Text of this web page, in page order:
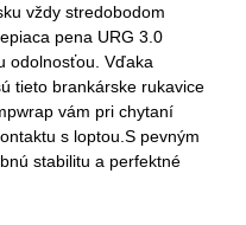
vždy stredobodom
pena URG 3.0
odolnosťou. Vďaka
tieto brankárske rukavice
vám pri chytaní
s loptou.S pevným
stabilitu a perfektné